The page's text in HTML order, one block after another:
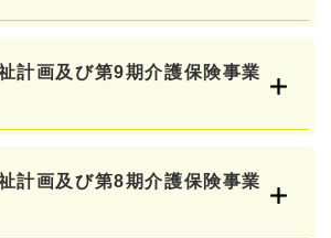
計画及び第9期介護保険事業
計画及び第8期介護保険事業